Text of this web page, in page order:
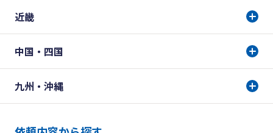
近畿
中国・四国
九州・沖縄